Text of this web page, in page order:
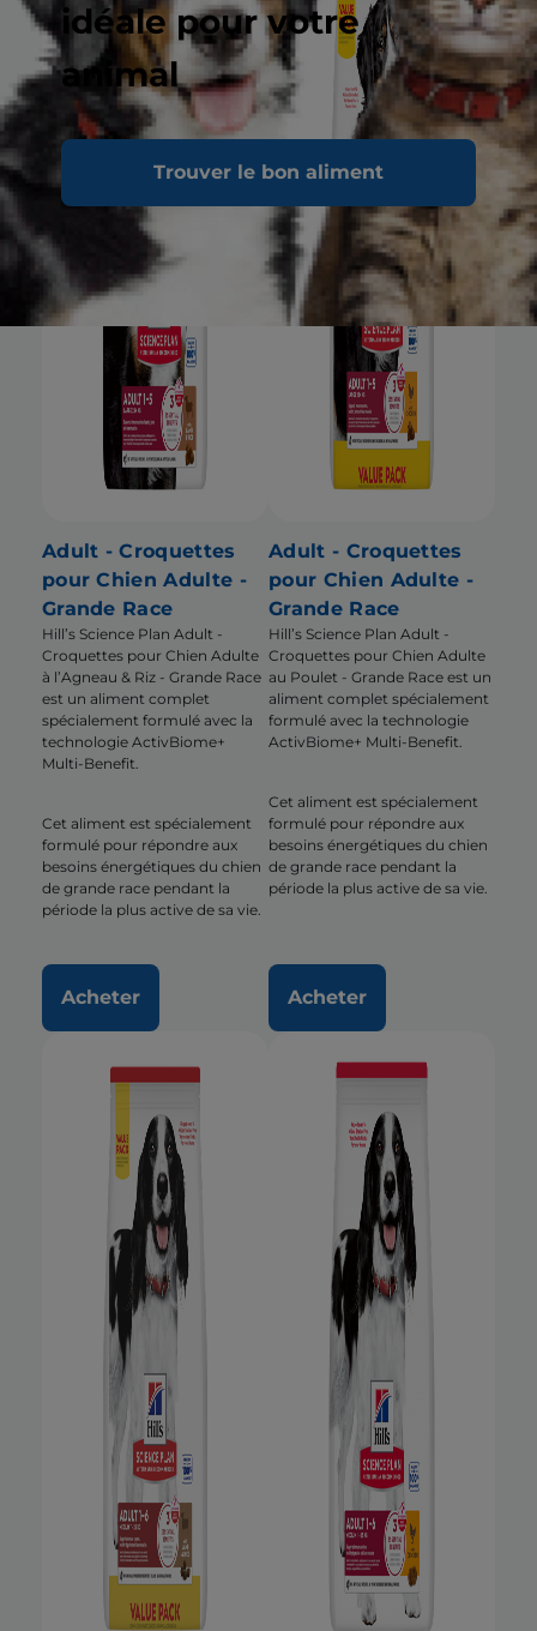
idéale pour votre
animal
Trouver le bon aliment
Adult - Croquettes
pour Chien Adulte -
Grande Race
Hill’s Science Plan Adult -
Croquettes pour Chien Adulte
à l’Agneau & Riz - Grande Race
est un aliment complet
spécialement formulé avec la
technologie ActivBiome+
Multi-Benefit.
Cet aliment est spécialement
formulé pour répondre aux
besoins énergétiques du chien
de grande race pendant la
période la plus active de sa vie.
Acheter
Adult - Croquettes
pour Chien Adulte -
Grande Race
Hill’s Science Plan Adult -
Croquettes pour Chien Adulte
au Poulet - Grande Race est un
aliment complet spécialement
formulé avec la technologie
ActivBiome+ Multi-Benefit.
Cet aliment est spécialement
formulé pour répondre aux
besoins énergétiques du chien
de grande race pendant la
période la plus active de sa vie.
Acheter